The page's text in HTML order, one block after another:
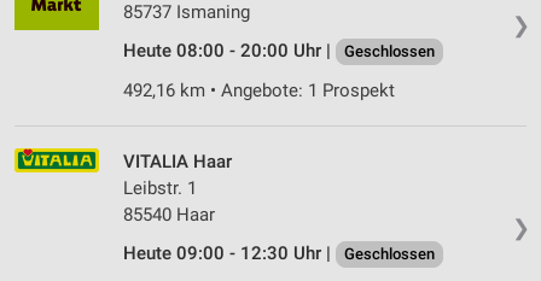
❯
85737 Ismaning
Heute 08:00 - 20:00 Uhr |
Geschlossen
492,16 km • Angebote: 1 Prospekt
❯
VITALIA Haar
Leibstr. 1
85540 Haar
Heute 09:00 - 12:30 Uhr |
Geschlossen